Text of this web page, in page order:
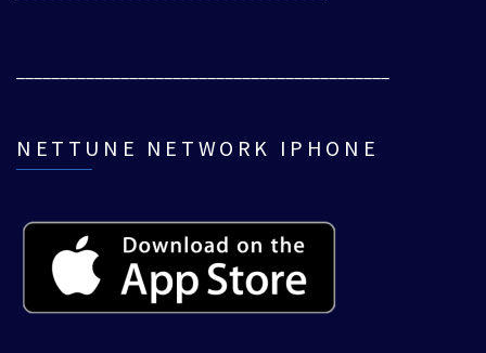
NETTUNE NETWORK IPHONE